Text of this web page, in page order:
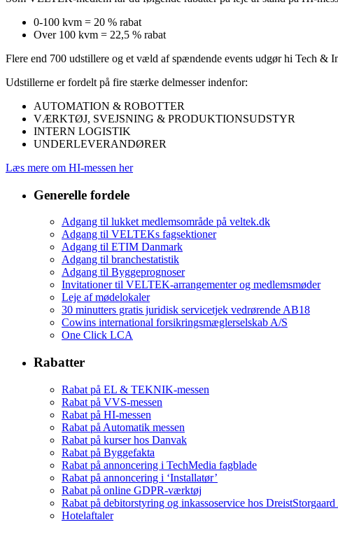
0-100 kvm = 20 % rabat
Over 100 kvm = 22,5 % rabat
Flere end 700 udstillere og et væld af spændende events udgør hi Tech &
Udstillerne er fordelt på fire stærke delmesser indenfor:
AUTOMATION & ROBOTTER
VÆRKTØJ, SVEJSNING & PRODUKTIONSUDSTYR
INTERN LOGISTIK
UNDERLEVERANDØRER
Læs mere om HI-messen her
Generelle fordele
Adgang til lukket medlemsområde på veltek.dk
Adgang til VELTEKs fagsektioner
Adgang til ETIM Danmark
Adgang til branchestatistik
Adgang til Byggeprognoser
Invitationer til VELTEK-arrangementer og medlemsmøder
Leje af mødelokaler
30 minutters gratis juridisk servicetjek vedrørende AB18
Cowins international forsikringsmæglerselskab A/S
One Click LCA
Rabatter
Rabat på EL & TEKNIK-messen
Rabat på VVS-messen
Rabat på HI-messen
Rabat på Automatik messen
Rabat på kurser hos Danvak
Rabat på Byggefakta
Rabat på annoncering i TechMedia fagblade
Rabat på annoncering i ‘Installatør’
Rabat på online GDPR-værktøj
Rabat på debitorstyring og inkassoservice hos
Hotelaftaler